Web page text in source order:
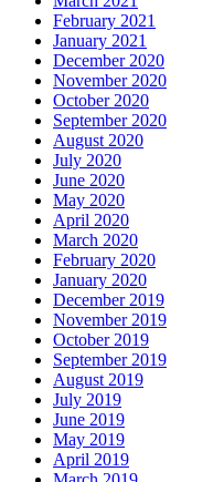
February 2021
January 2021
December 2020
November 2020
October 2020
September 2020
August 2020
July 2020
June 2020
May 2020
April 2020
March 2020
February 2020
January 2020
December 2019
November 2019
October 2019
September 2019
August 2019
July 2019
June 2019
May 2019
April 2019